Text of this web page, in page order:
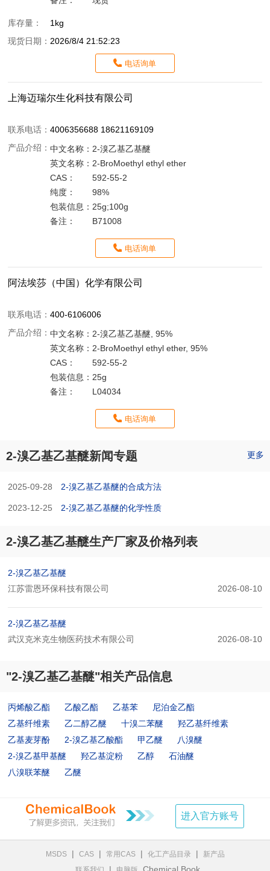
库存量：
1kg
现货日期： 2026/8/4 21:52:23
电话询单
上海迈瑞尔生化科技有限公司
联系电话：4006356688 18621169109
产品介绍：中文名称： 2-溴乙基乙基醚
英文名称： 2-BroMoethyl ethyl ether
CAS：
592-55-2
纯度：
98%
包装信息： 25g;100g
备注：
B71008
电话询单
阿法埃莎（中国）化学有限公司
联系电话：400-6106006
产品介绍：中文名称： 2-溴乙基乙基醚, 95%
英文名称： 2-BroMoethyl ethyl ether, 95%
CAS：
592-55-2
包装信息： 25g
备注：
L04034
电话询单
2-溴乙基乙基醚新闻专题 更多
2025-09-28 2-溴乙基乙基醚的合成方法
2023-12-25 2-溴乙基乙基醚的化学性质
2-溴乙基乙基醚生产厂家及价格列表
2-溴乙基乙基醚
江苏雷恩环保科技有限公司
2026-08-10
2-溴乙基乙基醚
武汉克米克生物医药技术有限公司
2026-08-10
"2-溴乙基乙基醚"相关产品信息
丙烯酸乙酯 乙酸乙酯 乙基苯
尼泊金乙酯
乙基纤维素
乙二醇乙醚 十溴二苯醚
羟乙基纤维素
乙基麦芽酚
2-溴乙基乙酸酯 甲乙醚
八溴醚
2-溴乙基甲基醚
羟乙基淀粉 乙醇
石油醚
八溴联苯醚
乙醚
进入官方账号
MSDS | CAS | 常用CAS | 化工产品目录 |
新产品